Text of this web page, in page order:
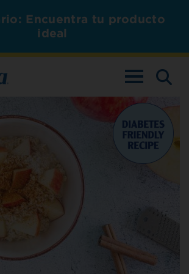
Encuentra tu producto
ideal
ALTERNAR